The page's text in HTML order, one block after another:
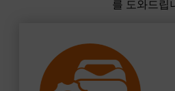
를 도와드립